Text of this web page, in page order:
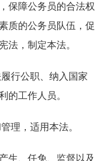
障公务员的合法权
质的公务员队伍，促
法，制定本法。
行公职、纳入国家
的工作人员。
，适用本法。
、任免、监督以及